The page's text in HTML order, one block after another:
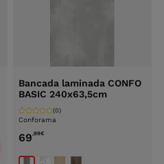
Bancada laminada CONFO
BASIC 240x63,5cm
Conforama
(0)
69,99€